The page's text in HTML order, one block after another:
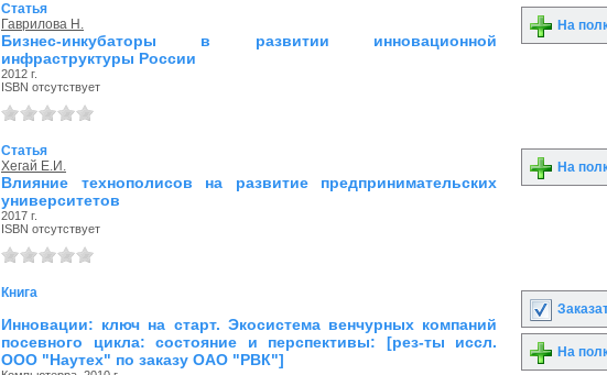
Статья
Гаврилова Н.
Бизнес-инкубаторы в развитии инновационной
инфраструктуры России
2012 г.
ISBN отсутствует
На
Статья
Хегай Е.И.
Влияние технополисов на развитие предпринимательских
университетов
2017 г.
ISBN отсутствует
На
Книга
Инновации: ключ на старт. Экосистема венчурных компаний
посевного цикла: состояние и перспективы: [рез-ты иссл.
ООО "Наутех" по заказу ОАО "РВК"]
На